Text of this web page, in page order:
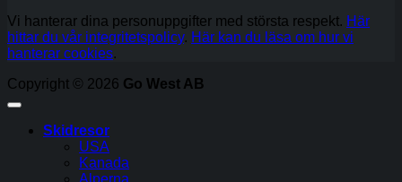
Vi hanterar dina personuppgifter med största respekt. Här
hittar du vår integritetspolicy. Här kan du läsa om hur vi
hanterar cookies.
Copyright © 2026 Go West AB
Skidresor
USA
Kanada